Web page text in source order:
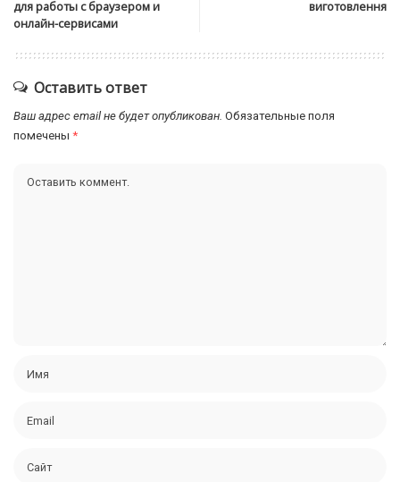
для работы с браузером и
онлайн-сервисами
виготовлення
Оставить ответ
Ваш адрес email не будет опубликован. Обязательные поля
помечены *